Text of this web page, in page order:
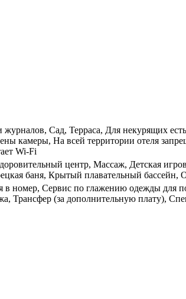
Сад, Терраса, Для некурящих
камеры, На всей территории отеля
Wi-Fi
центр, Массаж, Детская
баня, Крытый плавательный
в номер, Сервис по глажению одежды для
Трансфер (за дополнительную плату),